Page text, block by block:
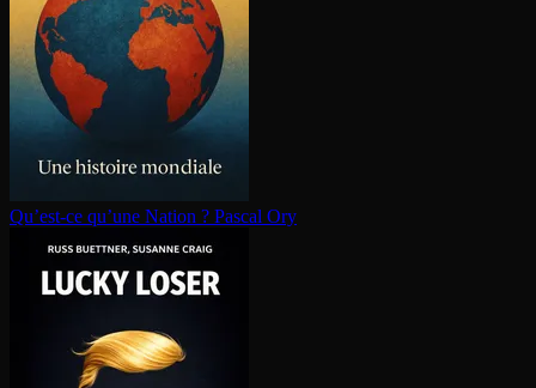
Qu’est-ce qu’une Nation ? Pascal Ory